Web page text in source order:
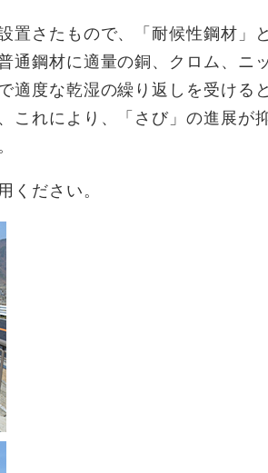
さたもので、「耐候性鋼材」
通鋼材に適量の銅、クロム、ニ
適度な乾湿の繰り返しを受ける
これにより、「さび」の進展が
ください。